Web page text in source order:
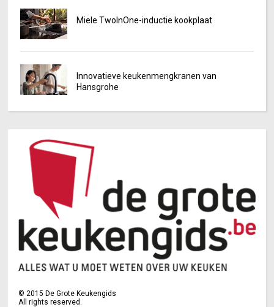
Miele TwoInOne-inductie kookplaat
Innovatieve keukenmengkranen van
Hansgrohe
©2015 De Grote Keukengids
All rights reserved.